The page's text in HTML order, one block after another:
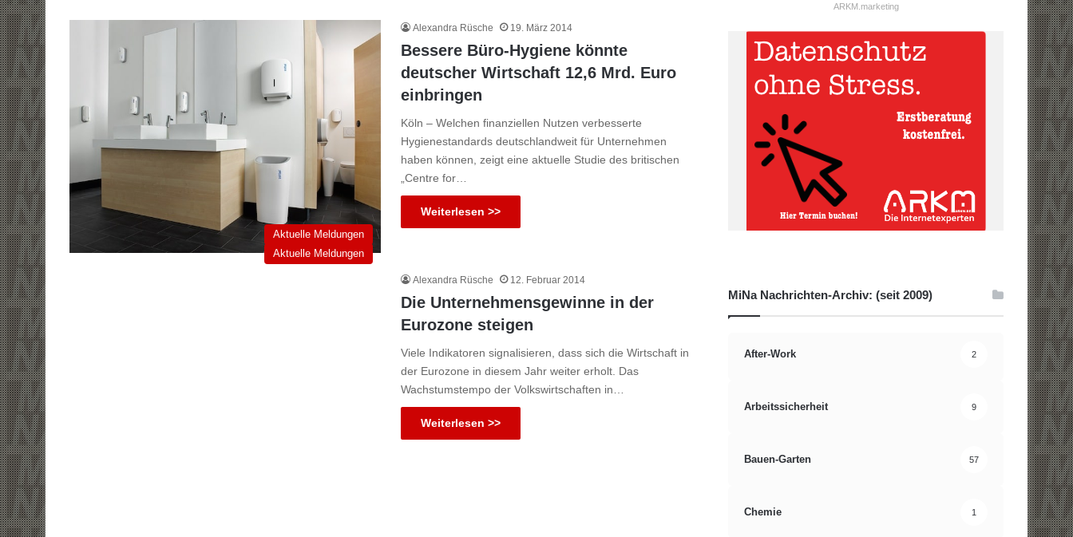
Aktuelle Meldungen
Alexandra Rüsche 19. März 2014
Bessere Büro-Hygiene könnte
deutscher Wirtschaft 12,6 Mrd. Euro
einbringen
Köln – Welchen finanziellen Nutzen verbesserte
Hygienestandards deutschlandweit für Unternehmen
haben können, zeigt eine aktuelle Studie des britischen
„Centre for…
Weiterlesen >>
Aktuelle Meldungen
Alexandra Rüsche 12. Februar 2014
Die Unternehmensgewinne in der
Eurozone steigen
Viele Indikatoren signalisieren, dass sich die Wirtschaft in
der Eurozone in diesem Jahr weiter erholt. Das
Wachstumstempo der Volkswirtschaften in…
Weiterlesen >>
ARKM.marketing
MiNa Nachrichten-Archiv: (seit 2009)
After-Work 2
Arbeitssicherheit 9
Bauen-Garten 57
Chemie 1